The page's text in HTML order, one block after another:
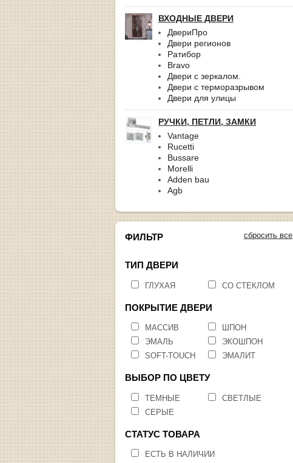
ВХОДНЫЕ ДВЕРИ
ДвериПро
Двери регионов
Ратибор
Bravo
Двери с зеркалом.
Двери с терморазрывом
Двери для улицы
РУЧКИ, ПЕТЛИ, ЗАМКИ
Vantage
Rucetti
Bussare
Morelli
Adden bau
Agb
сбросить все
ФИЛЬТР
ТИП ДВЕРИ
ГЛУХАЯ СО СТЕКЛОМ
ПОКРЫТИЕ ДВЕРИ
МАССИВ
ШПОН
ЭМАЛЬ
ЭКОШПОН
SOFT-TOUCH
ЭМАЛИТ
ВЫБОР ПО ЦВЕТУ
ТЕМНЫЕ
СВЕТЛЫЕ
СЕРЫЕ
СТАТУС ТОВАРА
ЕСТЬ В НАЛИЧИИ